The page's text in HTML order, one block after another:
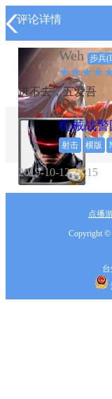
评论详情
Weh 步兵
进不去，五爱吾
机械战警
射击 横版
2019-10-12 22:15
点播
Copyright ©